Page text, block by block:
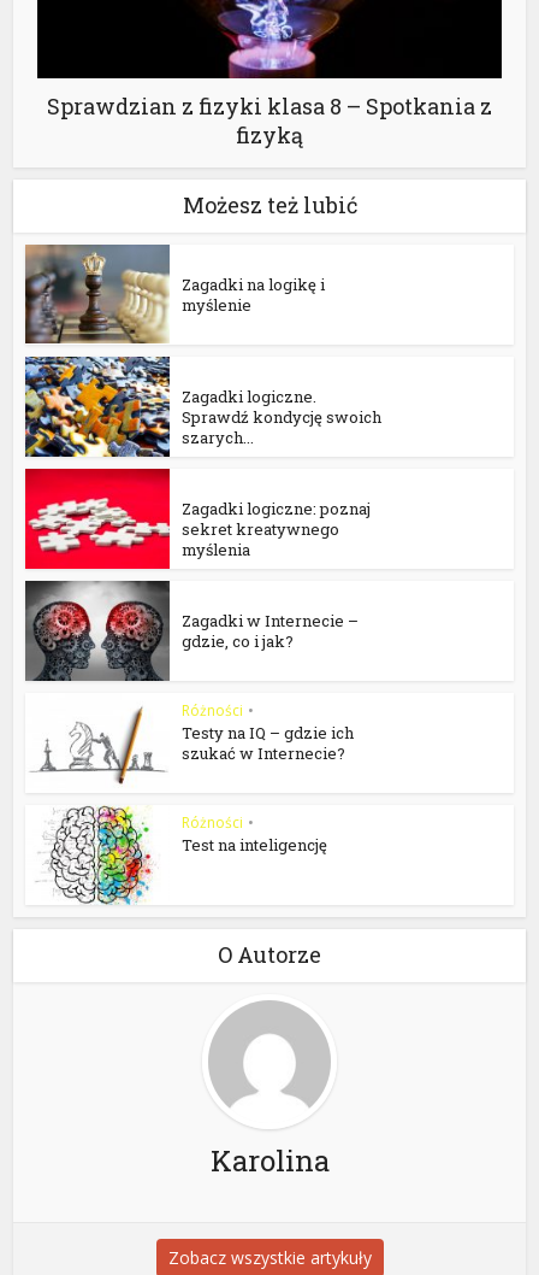
Sprawdzian z fizyki klasa 8 – Spotkania z
fizyką
Możesz też lubić
Zagadki na logikę i
myślenie
Zagadki logiczne.
Sprawdź kondycję swoich
szarych...
Zagadki logiczne: poznaj
sekret kreatywnego
myślenia
Zagadki w Internecie –
gdzie, co i jak?
Różności •
Testy na IQ – gdzie ich
szukać w Internecie?
Różności •
Test na inteligencję
O Autorze
Karolina
Zobacz wszystkie artykuły